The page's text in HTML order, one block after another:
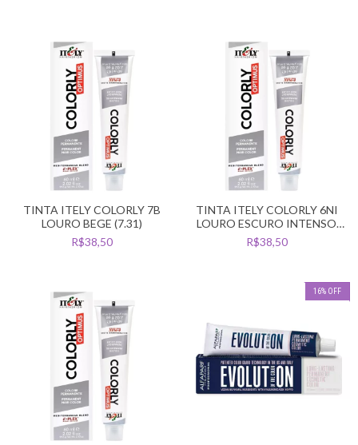
TINTA ITELY COLORLY 7B
LOURO BEGE (7.31)
R$38,50
TINTA ITELY COLORLY 6NI
LOURO ESCURO INTENSO
(6.00)
R$38,50
16% OFF